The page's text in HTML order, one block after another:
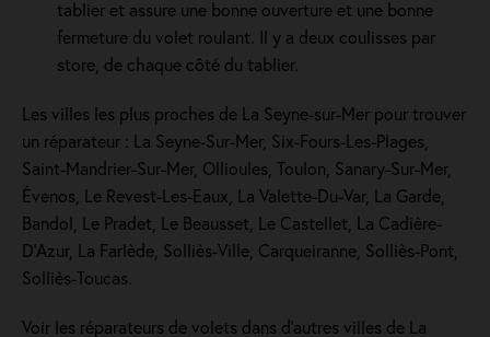
tablier et assure une bonne ouverture et une bonne
fermeture du volet roulant. Il y a deux coulisses par
store, de chaque côté du tablier.
Les villes les plus proches de La Seyne-sur-Mer pour trouver
un réparateur : La Seyne-Sur-Mer, Six-Fours-Les-Plages,
Saint-Mandrier-Sur-Mer, Ollioules, Toulon, Sanary-Sur-Mer,
Évenos, Le Revest-Les-Eaux, La Valette-Du-Var, La Garde,
Bandol, Le Pradet, Le Beausset, Le Castellet, La Cadière-
D'Azur, La Farlède, Solliès-Ville, Carqueiranne, Solliès-Pont,
Solliès-Toucas.
Voir les réparateurs de volets dans d’autres villes de La